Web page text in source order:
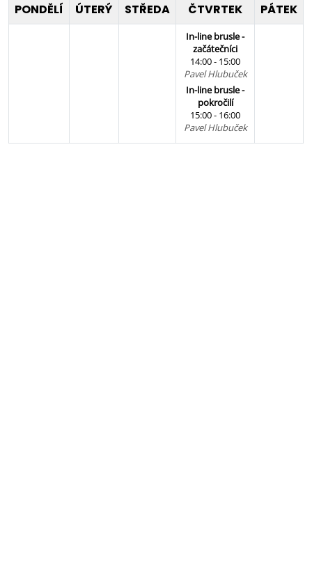
PONDĚLÍ ÚTERÝ STŘEDA ČTVRTEK PÁTEK
In-line brusle -
začátečníci
14:00 - 15:00
Pavel Hlubuček
In-line brusle -
pokročilí
15:00 - 16:00
Pavel Hlubuček